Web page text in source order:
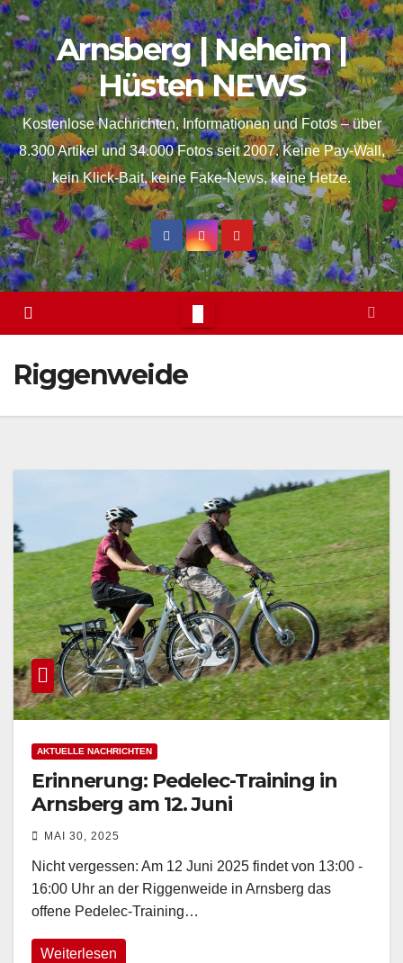
springen
Skip
to
content
Arnsberg | Neheim |
Hüsten NEWS
Kostenlose Nachrichten, Informationen und Fotos – über
8.300 Artikel und 34.000 Fotos seit 2007. Keine Pay-Wall,
kein Klick-Bait, keine Fake-News, keine Hetze.
Riggenweide
AKTUELLE NACHRICHTEN
Erinnerung: Pedelec-Training in
Arnsberg am 12. Juni
MAI 30, 2025
Nicht vergessen: Am 12 Juni 2025 findet von 13:00 -
16:00 Uhr an der Riggenweide in Arnsberg das
offene Pedelec-Training…
Weiterlesen